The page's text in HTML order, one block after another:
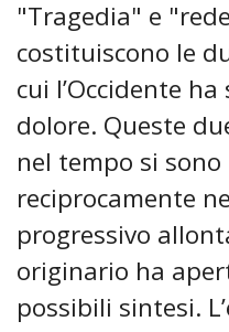
"Tragedia" e
costituiscono le
cui l’Occidente
dolore. Queste
nel tempo si
reciprocamente
progressivo
originario ha
possibili sintesi.